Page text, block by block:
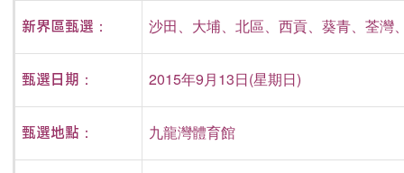
新界區甄選： 沙田、大埔、北區、西貢、葵青、荃灣
甄選日期： 2015年9月13日(星期日)
甄選地點： 九龍灣體育館